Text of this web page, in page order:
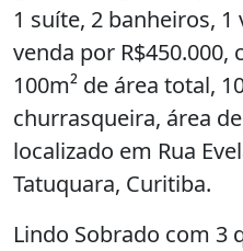
1 suíte, 2 banheiros,
venda por R$450.000,
100m² de área total,
churrasqueira, área
localizado em Rua
Tatuquara, Curitiba.
Lindo Sobrado com 3